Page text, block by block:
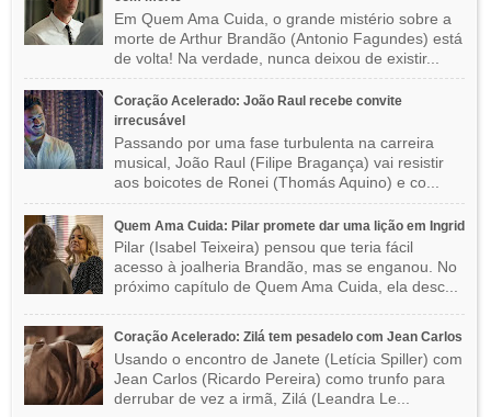
Em Quem Ama Cuida, o grande mistério sobre a
morte de Arthur Brandão (Antonio Fagundes) está
de volta! Na verdade, nunca deixou de existir...
Coração Acelerado: João Raul recebe convite
irrecusável
Passando por uma fase turbulenta na carreira
musical, João Raul (Filipe Bragança) vai resistir
aos boicotes de Ronei (Thomás Aquino) e co...
Quem Ama Cuida: Pilar promete dar uma lição em Ingrid
Pilar (Isabel Teixeira) pensou que teria fácil
acesso à joalheria Brandão, mas se enganou. No
próximo capítulo de Quem Ama Cuida, ela desc...
Coração Acelerado: Zilá tem pesadelo com Jean Carlos
Usando o encontro de Janete (Letícia Spiller) com
Jean Carlos (Ricardo Pereira) como trunfo para
derrubar de vez a irmã, Zilá (Leandra Le...